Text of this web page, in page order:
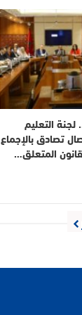
التعليم
تصادق بالإجماع
المتعلق…